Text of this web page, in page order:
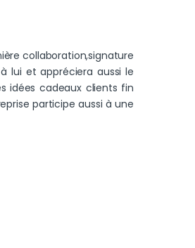
collaboration,signature
lui et appréciera aussi le
idées cadeaux clients fin
participe aussi à une